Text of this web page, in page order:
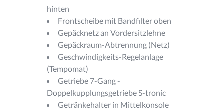
hinten
Frontscheibe mit Bandfilter oben
Gepäcknetz an Vordersitzlehne
Gepäckraum-Abtrennung (Netz)
Geschwindigkeits-Regelanlage
(Tempomat)
Getriebe 7-Gang -
Doppelkupplungsgetriebe S-tronic
Getränkehalter in Mittelkonsole